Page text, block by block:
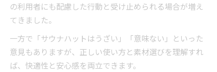
の利用者にも配慮した行動と受け止められる場合が増え
てきました。
一方で「サウナハットはうざい」「意味ない」といった
意見もありますが、正しい使い方と素材選びを理解すれ
ば、快適性と安心感を両立できます。